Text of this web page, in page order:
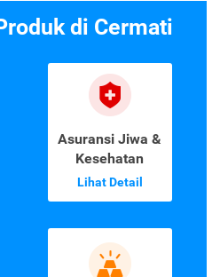
di Cermati
Asuransi Jiwa &
Kesehatan
Lihat Detail